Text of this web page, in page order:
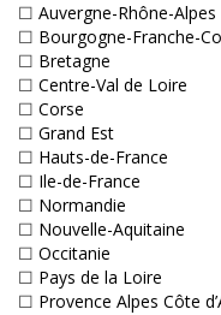
☐ Auvergne-Rhône-Alpes
☐ Bourgogne-Franche-
☐ Bretagne
☐ Centre-Val de Loire
☐ Corse
☐ Grand Est
☐ Hauts-de-France
☐ Ile-de-France
☐ Normandie
☐ Nouvelle-Aquitaine
☐ Occitanie
☐ Pays de la Loire
☐ Provence Alpes Côte